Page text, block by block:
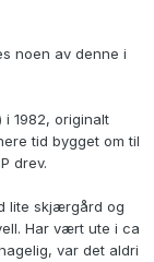
noen av denne i
1982, originalt
tid bygget om til
drev.
lite skjærgård og
Har vært ute i ca
var det aldri